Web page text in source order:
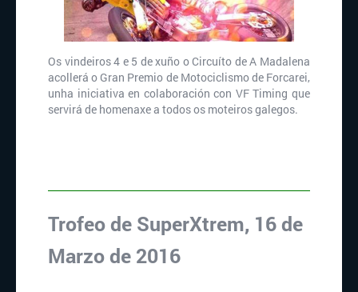
Os vindeiros 4 e 5 de xuño o Circuíto de A Madalena
acollerá o Gran Premio de Motociclismo de Forcarei,
unha iniciativa en colaboración con VF Timing que
servirá de homenaxe a todos os moteiros galegos.
Trofeo de SuperXtrem, 16 de
Marzo de 2016